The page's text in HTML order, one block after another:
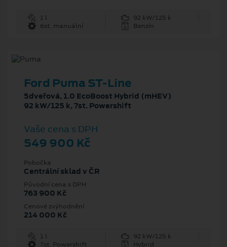
1 l
92 kW/125 k
6st. manuální
Benzín
Ford Puma ST-Line
5dveřová, 1.0 EcoBoost Hybrid (mHEV)
92 kW/125 k, 7st. Powershift
Vaše cena s DPH
549 900 Kč
Pobočka
Centrální sklad v ČR
Původní cena s DPH
763 900 Kč
Cenové zvýhodnění
214 000 Kč
1 l
92 kW/125 k
7st. Powershift
Hybrid